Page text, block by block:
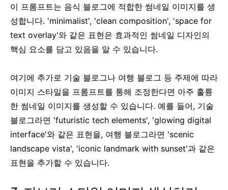
이 프롬프트는 음식 블로그에 적합한 썸네일 이미지를 생
성합니다. 'minimalist', 'clean composition', 'space for
text overlay'와 같은 표현은 효과적인 썸네일 디자인의
핵심 요소를 담고 있음을 알 수 있습니다.
여기에 추가로 기술 블로그나 여행 블로그 등 주제에 따라
이미지 스타일을 프롬프트를 통해 조정한다면 아주 훌륭
한 썸네일 이미지를 생성할 수 있습니다. 예를 들어, 기술
블로그라면 'futuristic tech elements', 'glowing digital
interface'와 같은 표현을, 여행 블로그라면 'scenic
landscape vista', 'iconic landmark with sunset'과 같은
표현을 추가할 수 있습니다.